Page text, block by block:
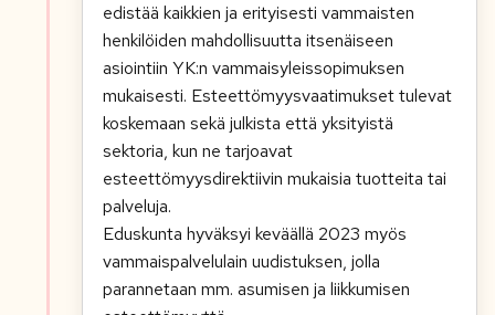
edistää kaikkien ja erityisesti vammaisten
henkilöiden mahdollisuutta itsenäiseen
asiointiin YK:n vammaisyleissopimuksen
mukaisesti. Esteettömyysvaatimukset tulevat
koskemaan sekä julkista että yksityistä
sektoria, kun ne tarjoavat
esteettömyysdirektiivin mukaisia tuotteita tai
palveluja.
Eduskunta hyväksyi keväällä 2023 myös
vammaispalvelulain uudistuksen, jolla
parannetaan mm. asumisen ja liikkumisen